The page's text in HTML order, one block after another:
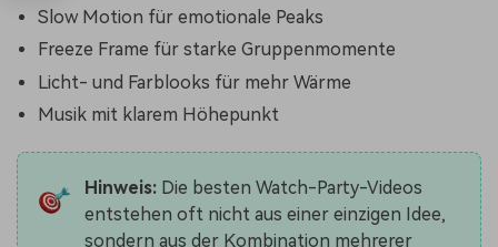
Slow Motion für emotionale Peaks
Freeze Frame für starke Gruppenmomente
Licht- und Farblooks für mehr Wärme
Musik mit klarem Höhepunkt
Hinweis:Die besten Watch-Party-Videos
entstehen oft nicht aus einer einzigen Idee,
sondern aus der Kombination mehrerer